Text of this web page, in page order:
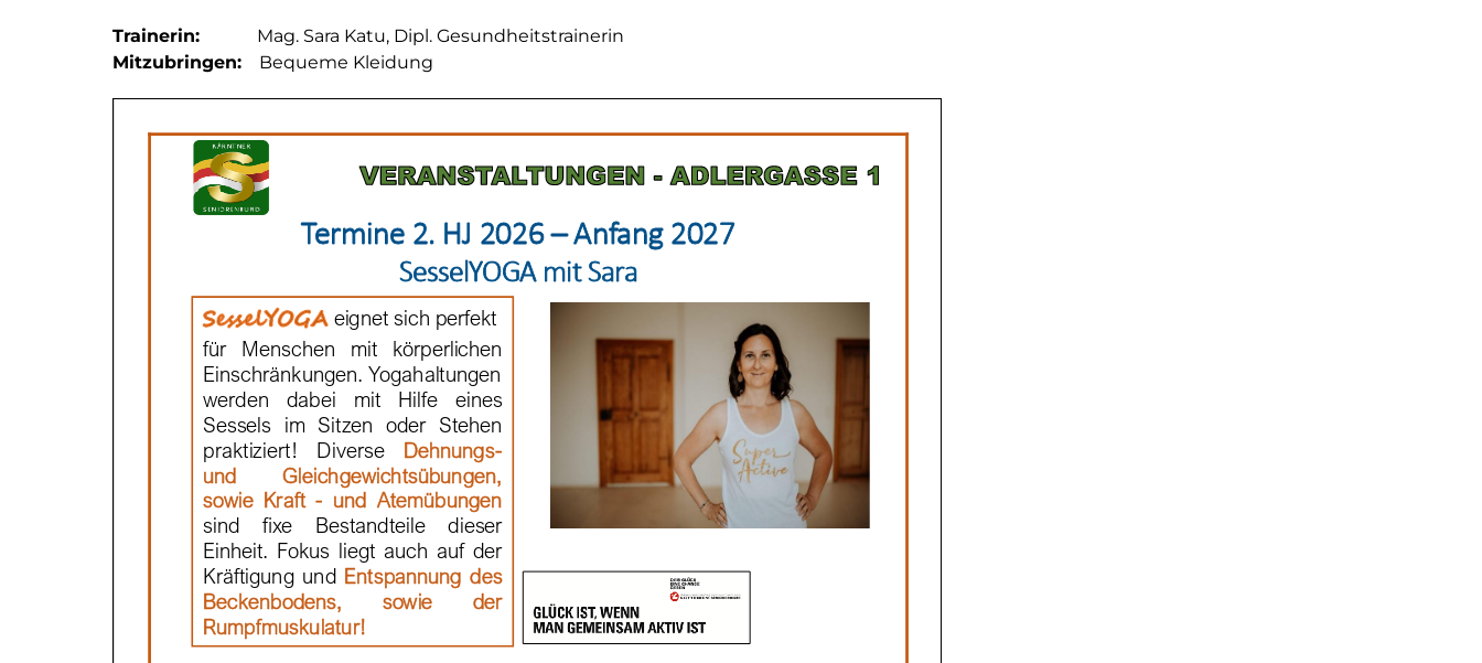
Trainerin: Mag. Sara Katu, Dipl. Gesundheitstrainerin
Mitzubringen: Bequeme Kleidung